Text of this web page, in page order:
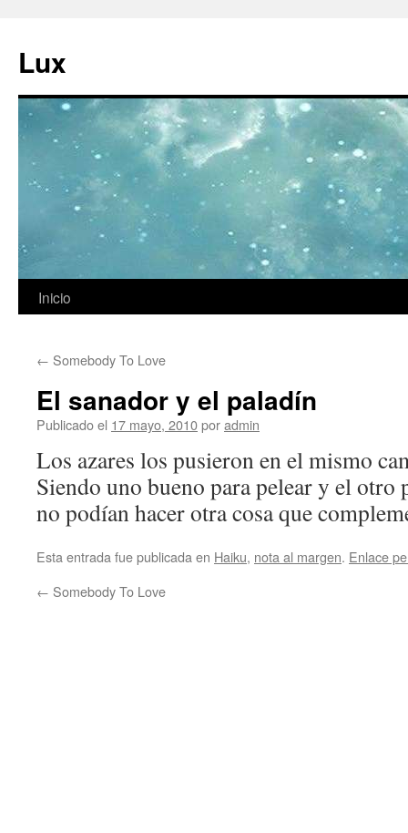
contenido
Lux
Inicio
← Somebody To Love
El sanador y el paladín
Publicado el 17 mayo, 2010poradmin
Los azares los pusieron en el mismo
Siendo uno bueno para pelear y el otro
no podían hacer otra cosa que
Esta entrada fue publicada en Haiku, nota al margen. Enlace
← Somebody To Love